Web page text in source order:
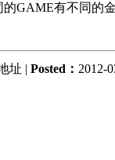
GAME有不同的
址 | Posted： 2012-